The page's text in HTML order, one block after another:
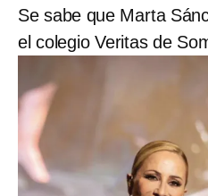
Se sabe que Marta
el colegio Veritas de